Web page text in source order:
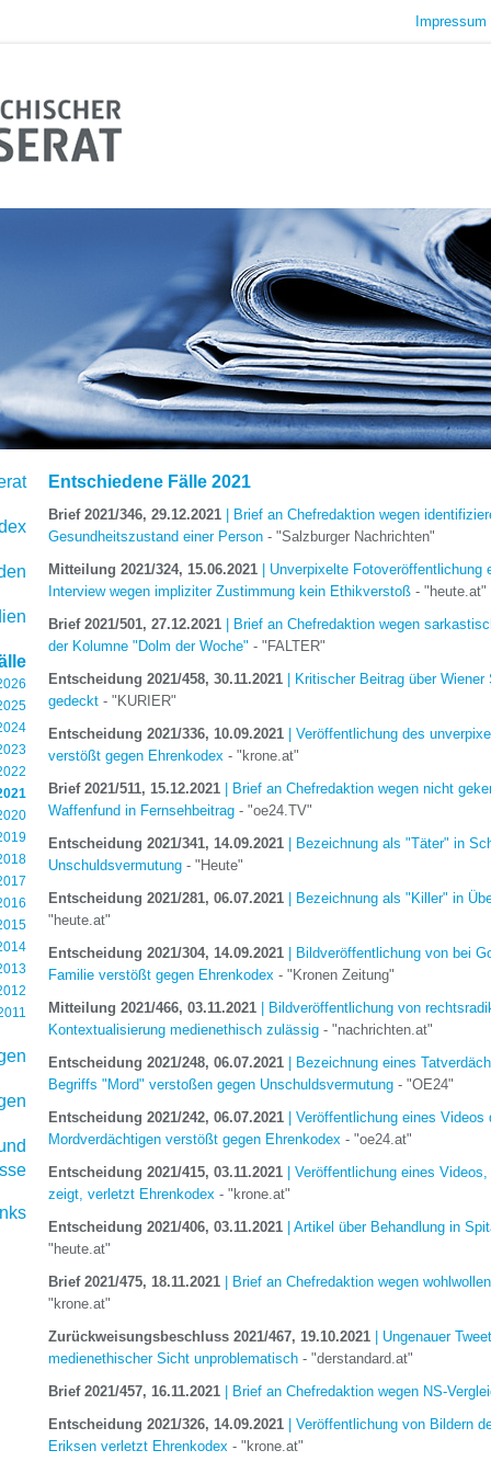
Entschiedene Fälle 2021
Brief 2021/346, 29.12.2021 | Brief an Chefredaktion wegen
Gesundheitszustand einer Person - "Salzburger Nachrichten"
Mitteilung 2021/324, 15.06.2021 | Unverpixelte Fotoveröffentlichung
Interview wegen impliziter Zustimmung kein Ethikverstoß - "heute.at"
Brief 2021/501, 27.12.2021 | Brief an Chefredaktion wegen
der Kolumne "Dolm der Woche" - "FALTER"
Entscheidung 2021/458, 30.11.2021 | Kritischer Beitrag über
gedeckt - "KURIER"
Entscheidung 2021/336, 10.09.2021 | Veröffentlichung des
verstößt gegen Ehrenkodex - "krone.at"
Brief 2021/511, 15.12.2021 | Brief an Chefredaktion wegen nicht
Waffenfund in Fernsehbeitrag - "oe24.TV"
Entscheidung 2021/341, 14.09.2021 | Bezeichnung als "Täter" in
Unschuldsvermutung - "Heute"
Entscheidung 2021/281, 06.07.2021 | Bezeichnung als "Killer" in
"heute.at"
Entscheidung 2021/304, 14.09.2021 | Bildveröffentlichung von bei
Familie verstößt gegen Ehrenkodex - "Kronen Zeitung"
Mitteilung 2021/466, 03.11.2021 | Bildveröffentlichung von
Kontextualisierung medienethisch zulässig - "nachrichten.at"
Entscheidung 2021/248, 06.07.2021 | Bezeichnung eines
Begriffs "Mord" verstoßen gegen Unschuldsvermutung - "OE24"
Entscheidung 2021/242, 06.07.2021 | Veröffentlichung eines
Mordverdächtigen verstößt gegen Ehrenkodex - "oe24.at"
Entscheidung 2021/415, 03.11.2021 | Veröffentlichung eines
zeigt, verletzt Ehrenkodex - "krone.at"
Entscheidung 2021/406, 03.11.2021 | Artikel über Behandlung in
"heute.at"
Brief 2021/475, 18.11.2021 | Brief an Chefredaktion wegen
"krone.at"
Zurückweisungsbeschluss 2021/467, 19.10.2021 | Ungenauer
medienethischer Sicht unproblematisch - "derstandard.at"
Brief 2021/457, 16.11.2021 | Brief an Chefredaktion wegen NS-
Entscheidung 2021/326, 14.09.2021 | Veröffentlichung von Bildern
Eriksen verletzt Ehrenkodex - "krone.at"